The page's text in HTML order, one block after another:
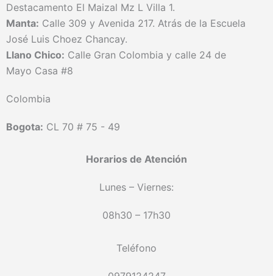
Destacamento El Maizal Mz L Villa 1.
Manta: Calle 309 y Avenida 217. Atrás de la Escuela
José Luis Choez Chancay.
Llano Chico: Calle Gran Colombia y calle 24 de
Mayo Casa #8
Colombia
Bogota: CL 70 # 75 - 49
Horarios de Atención
Lunes – Viernes:
08h30 – 17h30
Teléfono